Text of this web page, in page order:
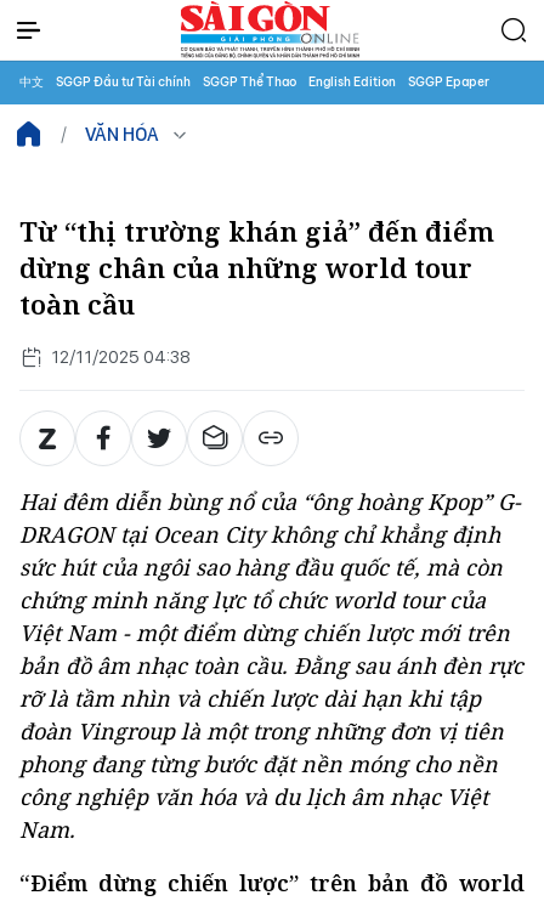
中文 SGGP Đầu tư Tài chính SGGP Thể Thao English Edition SGGP Epaper
VĂN HÓA
Từ “thị trường khán giả” đến điểm
dừng chân của những world tour
toàn cầu
12/11/2025 04:38
Hai đêm diễn bùng nổ của “ông hoàng Kpop” G-
DRAGON tại Ocean City không chỉ khẳng định
sức hút của ngôi sao hàng đầu quốc tế, mà còn
chứng minh năng lực tổ chức world tour của
Việt Nam - một điểm dừng chiến lược mới trên
bản đồ âm nhạc toàn cầu. Đằng sau ánh đèn rực
rỡ là tầm nhìn và chiến lược dài hạn khi tập
đoàn Vingroup là một trong những đơn vị tiên
phong đang từng bước đặt nền móng cho nền
công nghiệp văn hóa và du lịch âm nhạc Việt
Nam.
“Điểm dừng chiến lược” trên bản đồ world